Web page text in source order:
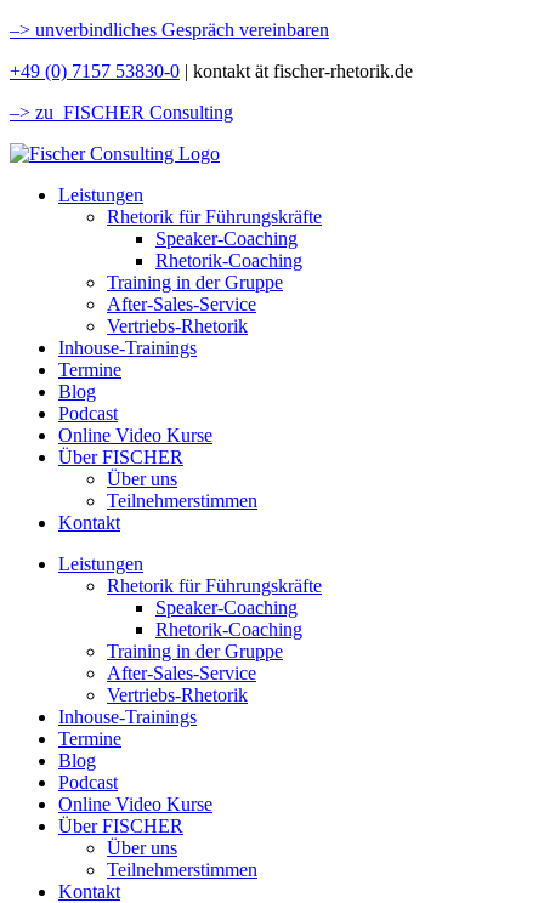
–> unverbindliches Gespräch vereinbaren
+49 (0) 7157 53830-0 | kontakt ät fischer-rhetorik.de
–> zu FISCHER Consulting
Leistungen
Rhetorik für Führungskräfte
Speaker-Coaching
Rhetorik-Coaching
Training in der Gruppe
After-Sales-Service
Vertriebs-Rhetorik
Inhouse-Trainings
Termine
Blog
Podcast
Online Video Kurse
Über FISCHER
Über uns
Teilnehmerstimmen
Kontakt
Leistungen
Rhetorik für Führungskräfte
Speaker-Coaching
Rhetorik-Coaching
Training in der Gruppe
After-Sales-Service
Vertriebs-Rhetorik
Inhouse-Trainings
Termine
Blog
Podcast
Online Video Kurse
Über FISCHER
Über uns
Teilnehmerstimmen
Kontakt